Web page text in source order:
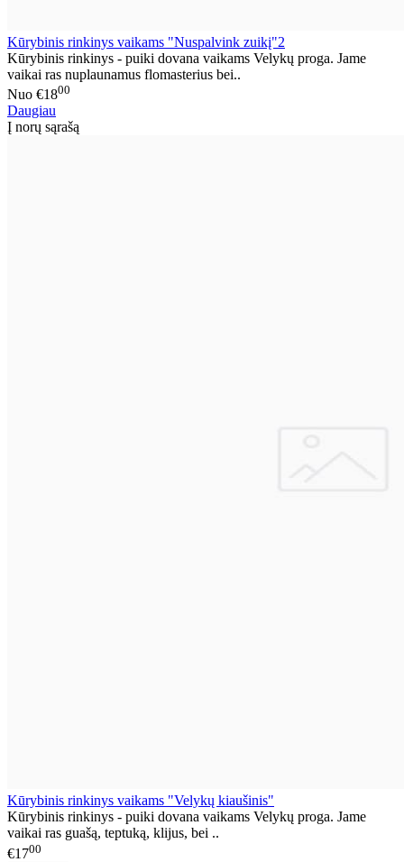
Kūrybinis rinkinys vaikams "Nuspalvink zuikį"2
Kūrybinis rinkinys - puiki dovana vaikams Velykų proga. Jame
vaikai ras nuplaunamus flomasterius bei..
Nuo €1800
Daugiau
Į norų sąrašą
Kūrybinis rinkinys vaikams "Velykų kiaušinis"
Kūrybinis rinkinys - puiki dovana vaikams Velykų proga. Jame
vaikai ras guašą, teptuką, klijus, bei ..
€1700